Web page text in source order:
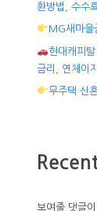
환방법, 수수
MG새마을
현대캐피
금리, 연체이
무주택 신
보여줄 댓글